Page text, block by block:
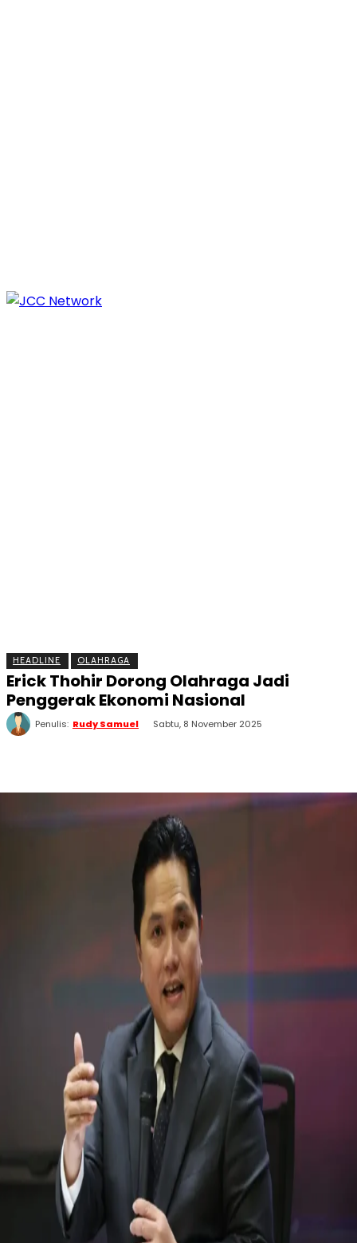
HEADLINE OLAHRAGA
Erick Thohir Dorong Olahraga Jadi
Penggerak Ekonomi Nasional
Penulis: Rudy Samuel Sabtu, 8 November 2025